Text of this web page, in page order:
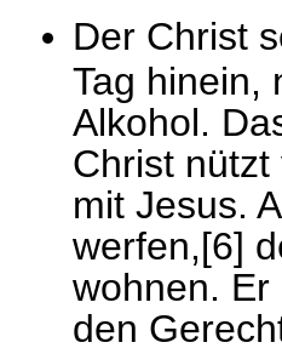
Der Christ
Tag hinein,
Alkohol.
Christ
mit Jesus.
werfen,[6]
wohnen. Er
den